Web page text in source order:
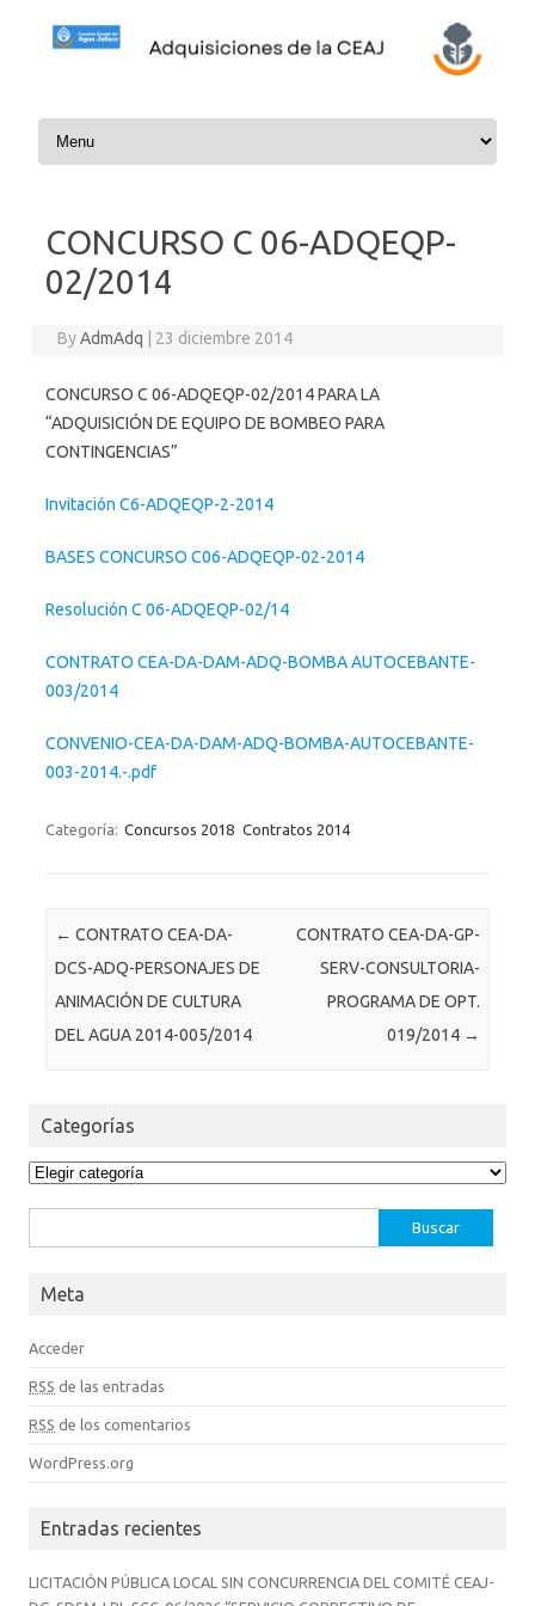
Skip to content
CONCURSO C 06-ADQEQP-
02/2014
ByAdmAdq 23 diciembre 2014
CONCURSO C 06-ADQEQP-02/2014 PARA LA
“ADQUISICIÓN DE EQUIPO DE BOMBEO PARA
CONTINGENCIAS”
Invitación C6-ADQEQP-2-2014
BASES CONCURSO C06-ADQEQP-02-2014
Resolución C 06-ADQEQP-02/14
CONTRATO CEA-DA-DAM-ADQ-BOMBA AUTOCEBANTE-
003/2014
CONVENIO-CEA-DA-DAM-ADQ-BOMBA-AUTOCEBANTE-
003-2014.-.pdf
Categoría: Concursos 2018 Contratos 2014
Post navigation
← CONTRATO CEA-DA-
DCS-ADQ-PERSONAJES DE
ANIMACIÓN DE CULTURA
DEL AGUA 2014-005/2014
CONTRATO CEA-DA-GP-
SERV-CONSULTORIA-
PROGRAMA DE OPT.
019/2014 →
Categorías
Categorías
Meta
Acceder
RSS de las entradas
RSS de los comentarios
WordPress.org
Entradas recientes
LICITACIÓN PÚBLICA LOCAL SIN CONCURRENCIA DEL COMITÉ CEAJ-